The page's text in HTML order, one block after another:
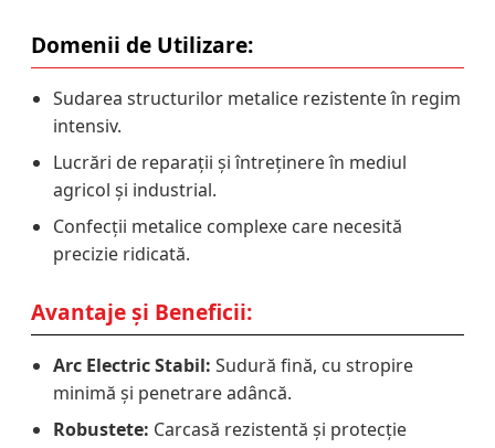
Domenii de Utilizare:
Sudarea structurilor metalice rezistente în regim
intensiv.
Lucrări de reparații și întreținere în mediul
agricol și industrial.
Confecții metalice complexe care necesită
precizie ridicată.
Avantaje și Beneficii:
Arc Electric Stabil: Sudură fină, cu stropire
minimă și penetrare adâncă.
Robustete: Carcasă rezistentă și protecție